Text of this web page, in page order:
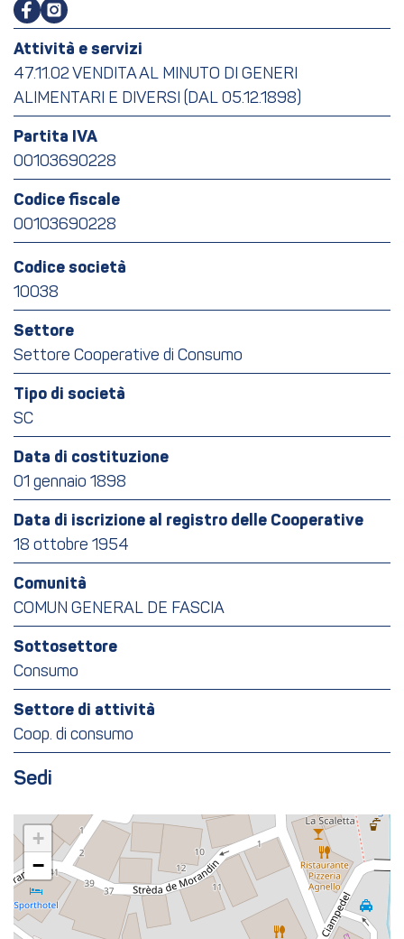
Attività e servizi
47.11.02 VENDITA AL MINUTO DI GENERI
ALIMENTARI E DIVERSI (DAL 05.12.1898)
Partita IVA
00103690228
Codice fiscale
00103690228
Codice società
10038
Settore
Settore Cooperative di Consumo
Tipo di società
SC
Data di costituzione
01 gennaio 1898
Data di iscrizione al registro delle Cooperative
18 ottobre 1954
Comunità
COMUN GENERAL DE FASCIA
Sottosettore
Consumo
Settore di attività
Coop. di consumo
Sedi
+
−